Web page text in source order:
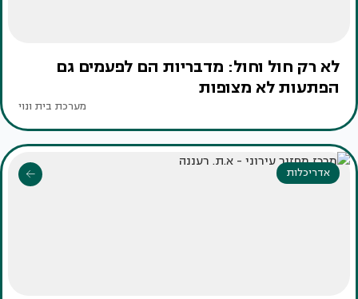
לא רק חול וחול: מדבריות הם לפעמים גם
הפתעות לא מצופות
מערכת בית ונוי
אדריכלות